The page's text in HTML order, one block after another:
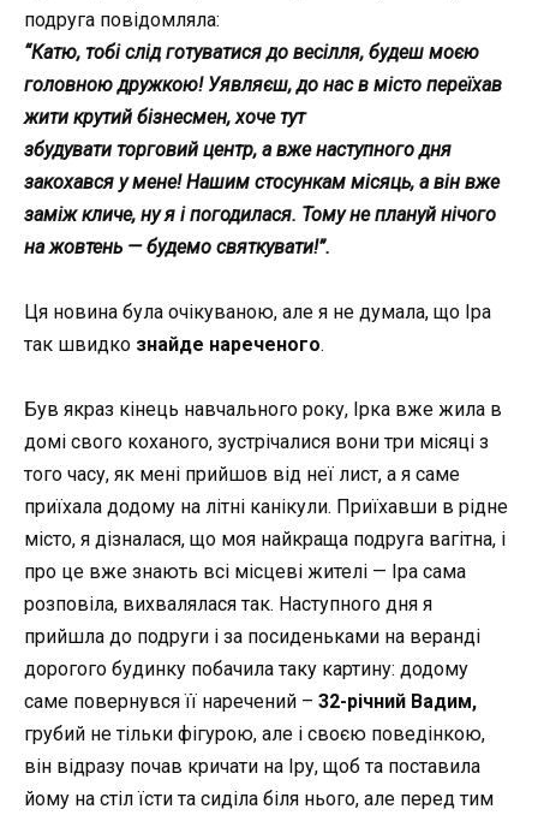
подруга повідомляла:
“Катю, тобі слід готуватися до весілля, будеш моєю
головною дружкою! Уявляєш, до нас в місто переїхав
жити крутий бізнесмен, хоче тут
збудувати торговий центр, а вже наступного дня
закохався у мене! Нашим стосункам місяць, а він вже
заміж кличе, ну я і погодилася. Тому не плануй нічого
на жовтень —будемо святкувати!”.
Ця новина була очікуваною, але я не думала, що Іра
так швидко знайде нареченого.
Був якраз кінець навчального року, Ірка вже жила в
домі свого коханого, зустрічалися вони три місяці з
того часу, як мені прийшов від неї лист, а я саме
приїхала додому на літні канікули. Приїхавши в рідне
місто, я дізналася, що моя найкраща подруга вагітна, і
про це вже знають всі місцеві жителі — Іра сама
розповіла, вихвалялася так. Наступного дня я
прийшла до подруги і за посиденьками на веранді
дорогого будинку побачила таку картину: додому
саме повернувся її наречений – 32-річний Вадим,
грубий не тільки фігурою, але і своєю поведінкою,
він відразу почав кричати на Іру, щоб та поставила
йому на стіл їсти та сиділа біля нього, але перед тим